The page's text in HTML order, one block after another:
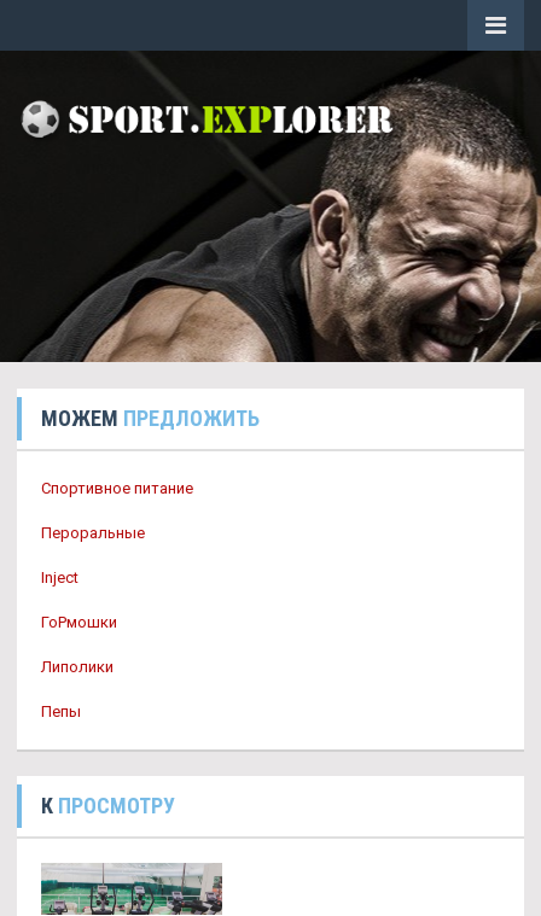
МОЖЕМ ПРЕДЛОЖИТЬ
Спортивное питание
Пероральные
Inject
ГоРмошки
Липолики
Пепы
К ПРОСМОТРУ